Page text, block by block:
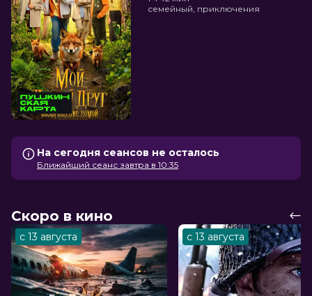
семейный, приключения
На сегодня сеансов не осталось
Ближайший сеанс завтра в 10:35
Скоро в кино
с 13 августа с 13 августа